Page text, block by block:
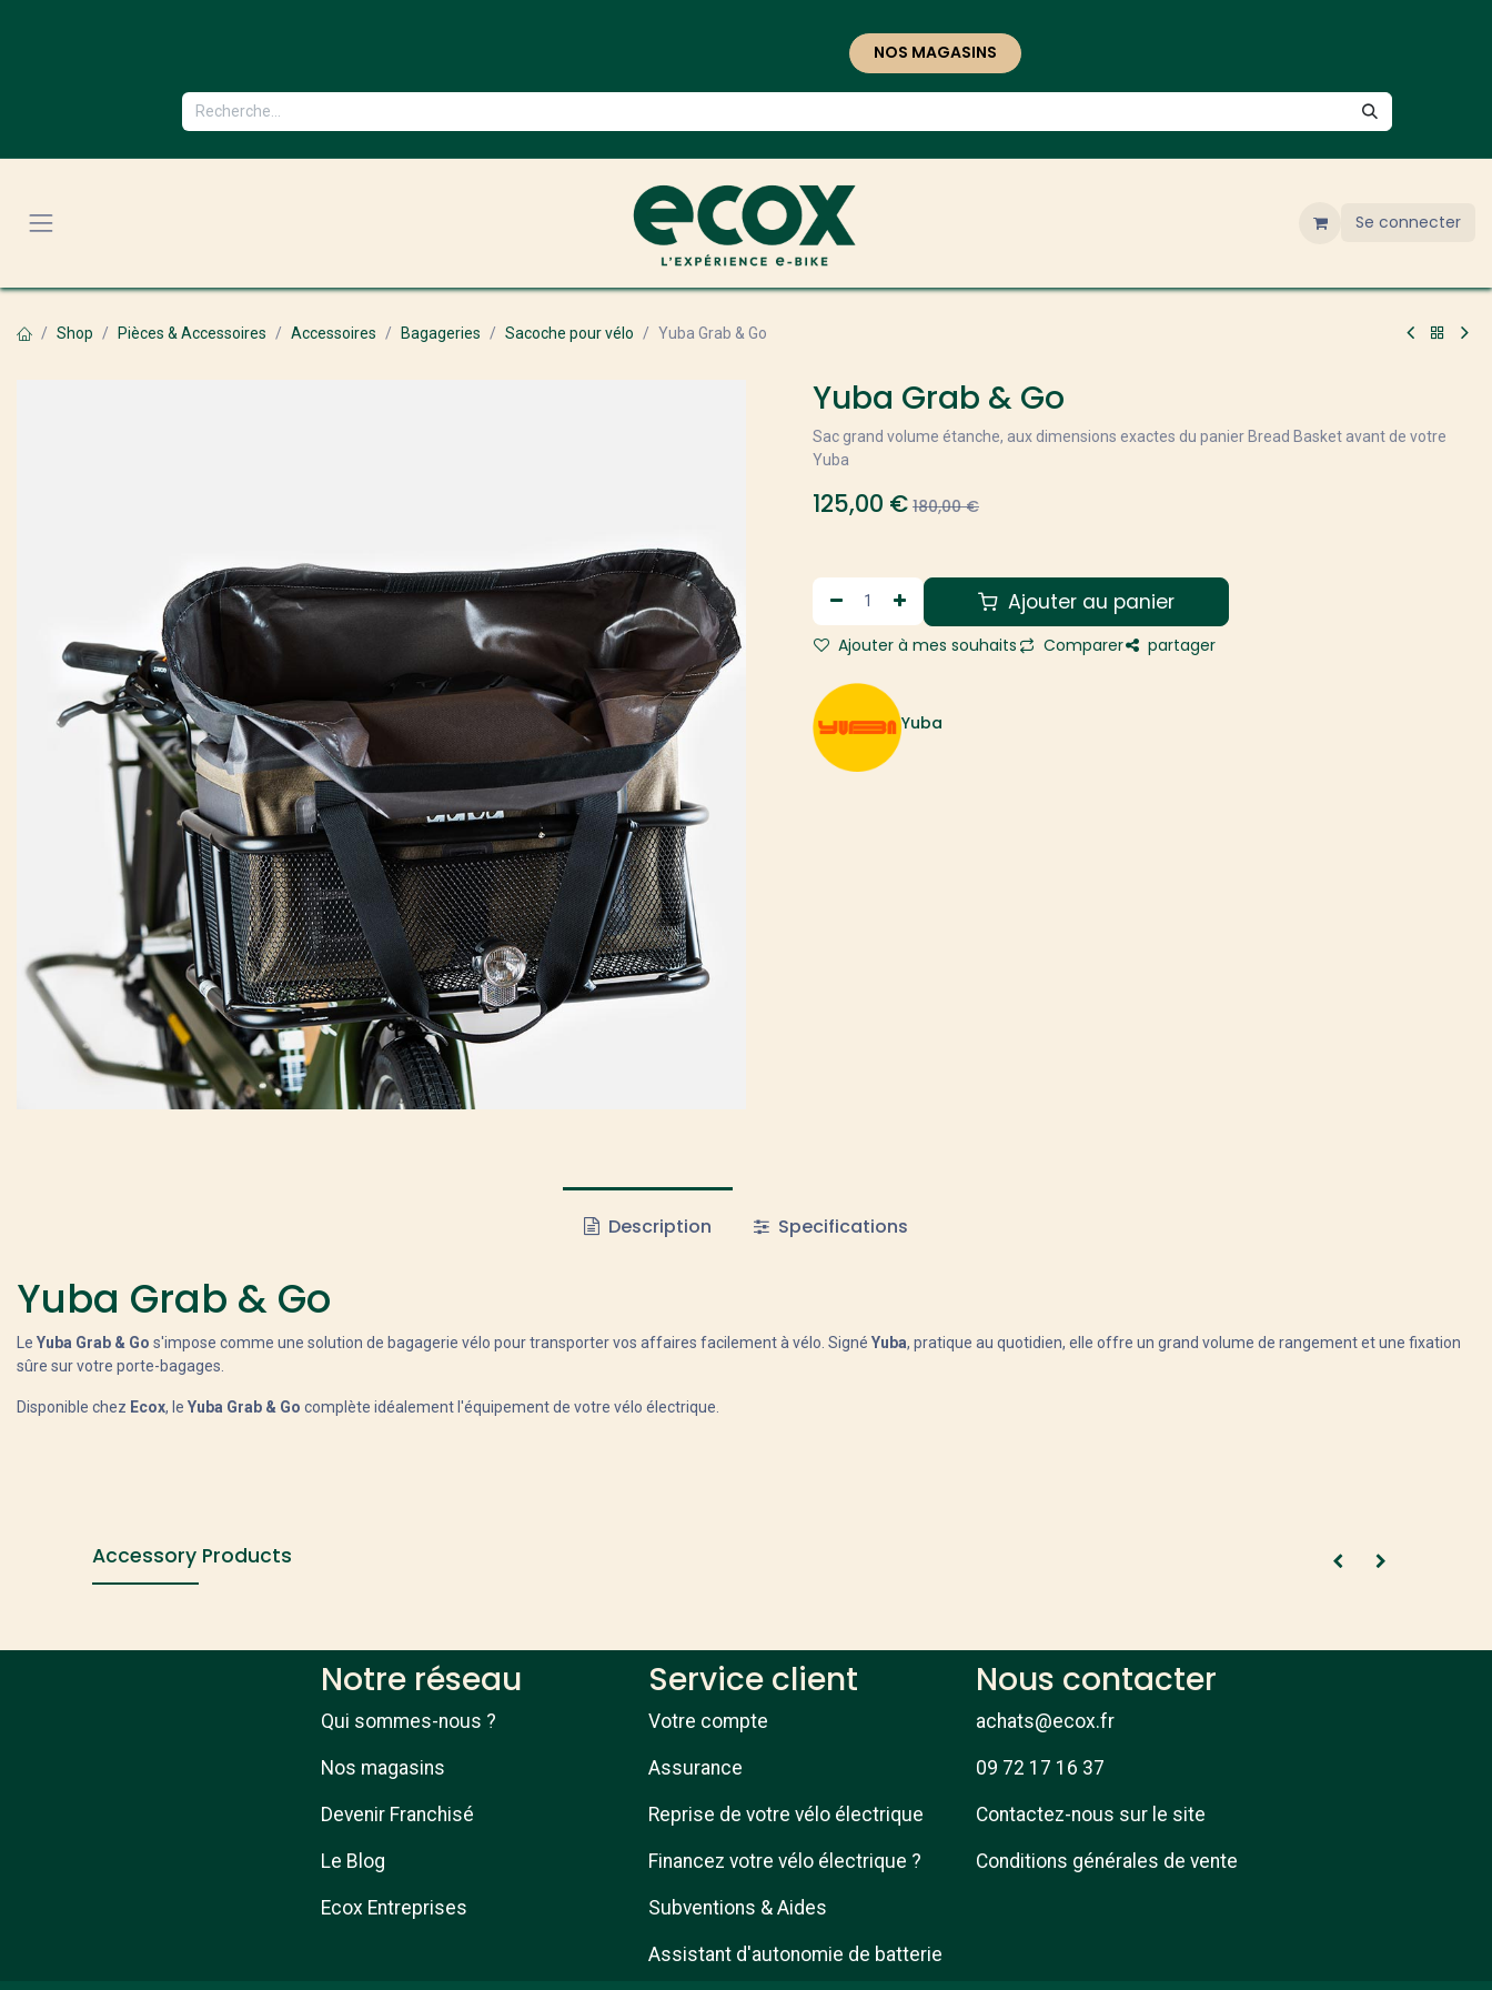
NOS MAGASINS
Se connecter
Shop Pièces & Accessoires Accessoires Bagageries Sacoche pour vélo Yuba Grab & Go
Yuba Grab & Go
Sac grand volume étanche, aux dimensions exactes du panier Bread Basket avant de votre
Yuba
125,00 € 180,00€
Ajouter au panier
Ajouter à mes souhaits Comparer partager
Yuba
Description Specifications
Yuba Grab & Go
Le Yuba Grab & Go s'impose comme une solution de bagagerie vélo pour transporter vos affaires facilement à vélo. Signé Yuba, pratique au quotidien, elle offre un grand volume de rangement et une fixation
sûre sur votre porte-bagages.
Disponible chez Ecox, le Yuba Grab & Go complète idéalement l'équipement de votre vélo électrique.
Accessory Products
Nous contacter
achats@ecox.fr
09 72 17 16 37
Contactez-nous sur le site
Conditions générales de vente
Service client
Votre compte
Assurance
Reprise de votre vélo électrique
Financez votre vélo électrique ?
Subventions & Aides
Assistant d'autonomie de batterie
Notre réseau
Qui sommes-nous ?
Nos magasins
Devenir Franchisé
Le Blog
Ecox Entreprises